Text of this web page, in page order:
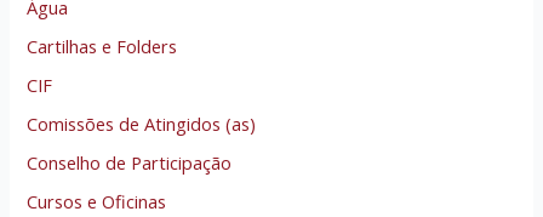
Água
Cartilhas e Folders
CIF
Comissões de Atingidos (as)
Conselho de Participação
Cursos e Oficinas